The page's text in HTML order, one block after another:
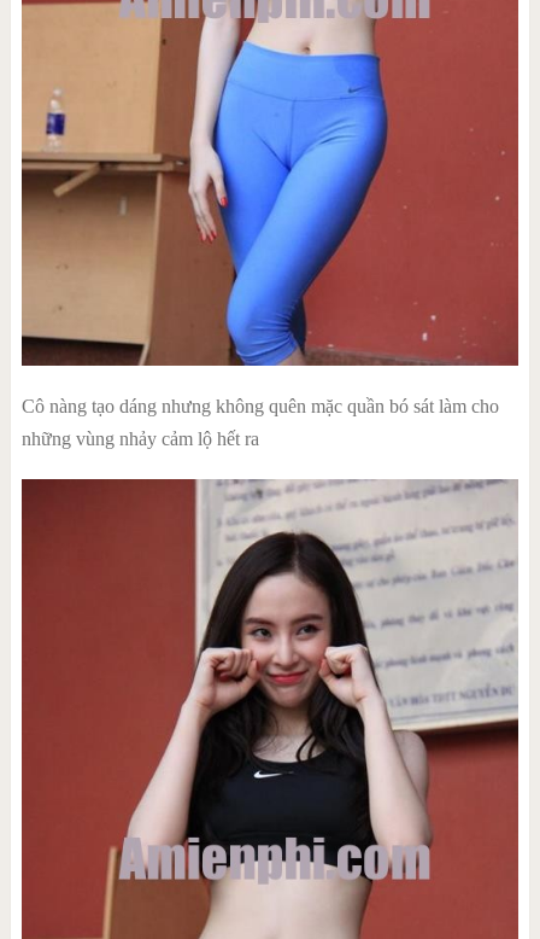
Cô nàng tạo dáng nhưng không quên mặc quần bó sát làm cho
những vùng nhảy cảm lộ hết ra